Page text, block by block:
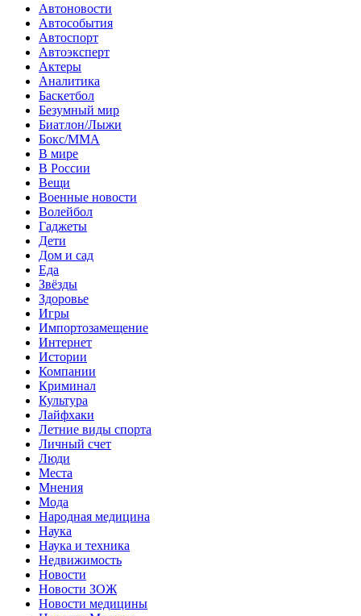
Автоновости
Автособытия
Автоспорт
Автоэксперт
Актеры
Аналитика
Баскетбол
Безумный мир
Биатлон/Лыжи
Бокс/MMA
В мире
В России
Вещи
Военные новости
Волейбол
Гаджеты
Дети
Дом и сад
Еда
Звёзды
Здоровье
Игры
Импортозамещение
Интернет
Истории
Компании
Криминал
Культура
Лайфхаки
Летние виды спорта
Личный счет
Люди
Места
Мнения
Мода
Народная медицина
Наука
Наука и техника
Недвижимость
Новости
Новости ЗОЖ
Новости медицины